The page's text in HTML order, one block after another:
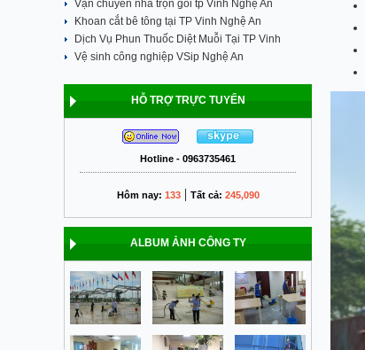
Vận chuyển nhà trọn gói tp Vinh Nghệ An
Khoan cắt bê tông tại TP Vinh Nghệ An
Dịch Vụ Phun Thuốc Diệt Muỗi Tại TP Vinh
Vệ sinh công nghiệp VSip Nghệ An
HỖ TRỢ TRỰC TUYẾN
Hotline - 0963735461
Hôm nay: 133| Tất cả: 245,090
ALBUM ẢNH CÔNG TY